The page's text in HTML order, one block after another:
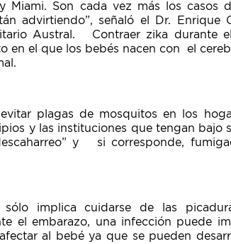
Miami. Son cada vez más los casos
advirtiendo”, señaló el Dr. Enrique
Austral. Contraer zika durante
en el que los bebés nacen con el
plagas de mosquitos en los
y las instituciones que tengan bajo
y si corresponde,
implica cuidarse de las
el embarazo, una infección puede
al bebé ya que se pueden